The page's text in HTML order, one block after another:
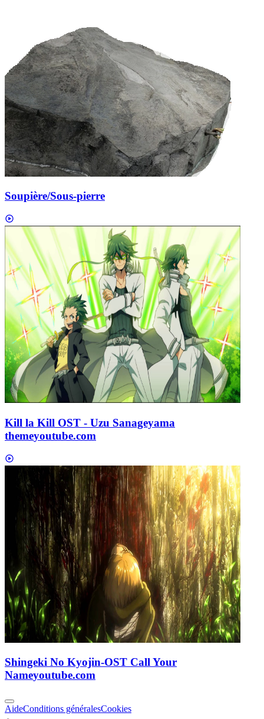
Soupière/Sous-pierre
Kill la Kill OST - Uzu Sanageyama
themeyoutube.com
Shingeki No Kyojin-OST Call Your
Nameyoutube.com
AideConditions généralesCookies